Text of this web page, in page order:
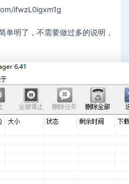
ifwzL0igxm1g
单明了，不需要做过多的说明，